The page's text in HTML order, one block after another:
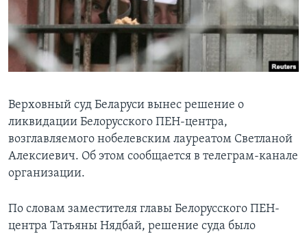
Learning English
СОЦИАЛЬНЫЕ СЕТИ
Языки
Верховный суд Беларуси вынес решение о
ликвидации Белорусского ПЕН-центра,
возглавляемого нобелевским лауреатом Светланой
Алексиевич. Об этом сообщается в телеграм-канале
организации.
По словам заместителя главы Белорусского ПЕН-
центра Татьяны Нядбай, решение суда было